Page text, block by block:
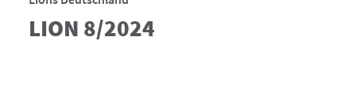
LION 8/2024